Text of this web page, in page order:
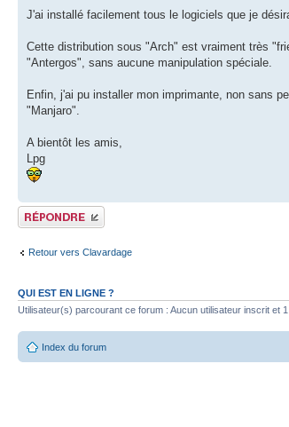
J'ai installé facilement tous le logiciels que je
Cette distribution sous "Arch" est vraiment très
"Antergos", sans aucune manipulation spéciale.
Enfin, j'ai pu installer mon imprimante, non sans
"Manjaro".
A bientôt les amis,
Lpg
Publier une réponse
Retour vers Clavardage
QUI EST EN LIGNE ?
Utilisateur(s) parcourant ce forum : Aucun utilisateur inscrit et
Index du forum